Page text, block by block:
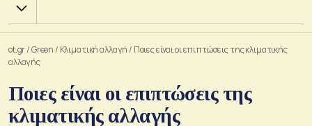
Χ.Α.
ot.gr/Green / Κλιματική αλλαγή / Ποιες είναι οι επιπτώσεις της κλιματικής
αλλαγής
Ποιες είναι οι επιπτώσεις της
κλιματικής αλλαγής